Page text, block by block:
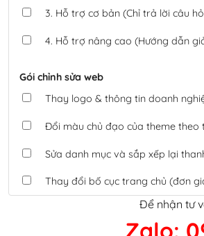
3. Hỗ trợ cơ bản (Chỉ trả lời câu
4. Hỗ trợ nâng cao (Hướng dẫn
Gói chỉnh sửa web
Thay logo & thông tin doanh
Đổi màu chủ đạo của theme theo
Sửa danh mục và sắp xếp lại
Thay đổi bố cục trang chủ (đơn
Tích hợp thanh toán QR Code
Để nhận tư
Zalo: